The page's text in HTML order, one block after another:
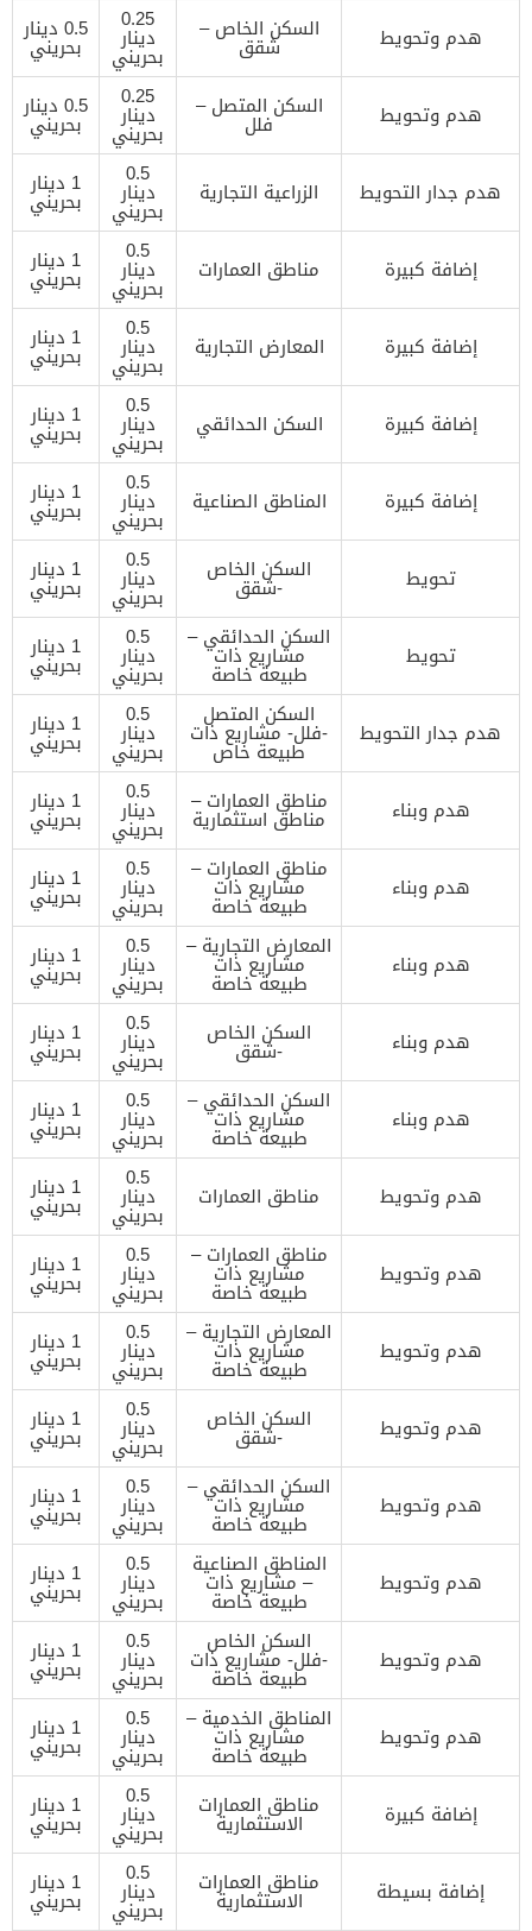
هدم وتحويط السكن الخاص –
شقق
0.25
دينار
بحريني
0.5 دينار
بحريني
هدم وتحويط السكن المتصل –
فلل
0.25
دينار
بحريني
0.5 دينار
بحريني
هدم جدار التحويط الزراعية التجارية
0.5
دينار
بحريني
1 دينار
بحريني
إضافة كبيرة مناطق العمارات
0.5
دينار
بحريني
1 دينار
بحريني
إضافة كبيرة المعارض التجارية
0.5
دينار
بحريني
1 دينار
بحريني
إضافة كبيرة السكن الحدائقي
0.5
دينار
بحريني
1 دينار
بحريني
إضافة كبيرة المناطق الصناعية
0.5
دينار
بحريني
1 دينار
بحريني
تحويط السكن الخاص
-شقق
0.5
دينار
بحريني
1 دينار
بحريني
تحويط
السكن الحدائقي –
مشاريع ذات
طبيعة خاصة
0.5
دينار
بحريني
1 دينار
بحريني
هدم جدار التحويط
السكن المتصل
-فلل- مشاريع ذات
طبيعة خاص
0.5
دينار
بحريني
1 دينار
بحريني
هدم وبناء مناطق العمارات –
مناطق استثمارية
0.5
دينار
بحريني
1 دينار
بحريني
هدم وبناء
مناطق العمارات –
مشاريع ذات
طبيعة خاصة
0.5
دينار
بحريني
1 دينار
بحريني
هدم وبناء
المعارض التجارية –
مشاريع ذات
طبيعة خاصة
0.5
دينار
بحريني
1 دينار
بحريني
هدم وبناء السكن الخاص
-شقق
0.5
دينار
بحريني
1 دينار
بحريني
هدم وبناء
السكن الحدائقي –
مشاريع ذات
طبيعة خاصة
0.5
دينار
بحريني
1 دينار
بحريني
هدم وتحويط مناطق العمارات
0.5
دينار
بحريني
1 دينار
بحريني
هدم وتحويط
مناطق العمارات –
مشاريع ذات
طبيعة خاصة
0.5
دينار
بحريني
1 دينار
بحريني
هدم وتحويط
المعارض التجارية –
مشاريع ذات
طبيعة خاصة
0.5
دينار
بحريني
1 دينار
بحريني
هدم وتحويط السكن الخاص
-شقق
0.5
دينار
بحريني
1 دينار
بحريني
هدم وتحويط
السكن الحدائقي –
مشاريع ذات
طبيعة خاصة
0.5
دينار
بحريني
1 دينار
بحريني
هدم وتحويط
المناطق الصناعية
– مشاريع ذات
طبيعة خاصة
0.5
دينار
بحريني
1 دينار
بحريني
هدم وتحويط
السكن الخاص
-فلل- مشاريع ذات
طبيعة خاصة
0.5
دينار
بحريني
1 دينار
بحريني
هدم وتحويط
المناطق الخدمية –
مشاريع ذات
طبيعة خاصة
0.5
دينار
بحريني
1 دينار
بحريني
إضافة كبيرة مناطق العمارات
الاستثمارية
0.5
دينار
بحريني
1 دينار
بحريني
إضافة بسيطة مناطق العمارات
الاستثمارية
0.5
دينار
بحريني
1 دينار
بحريني